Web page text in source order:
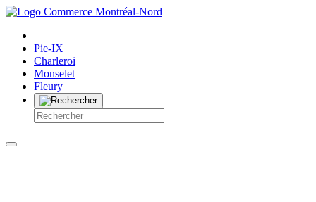
Pie-IX
Charleroi
Monselet
Fleury